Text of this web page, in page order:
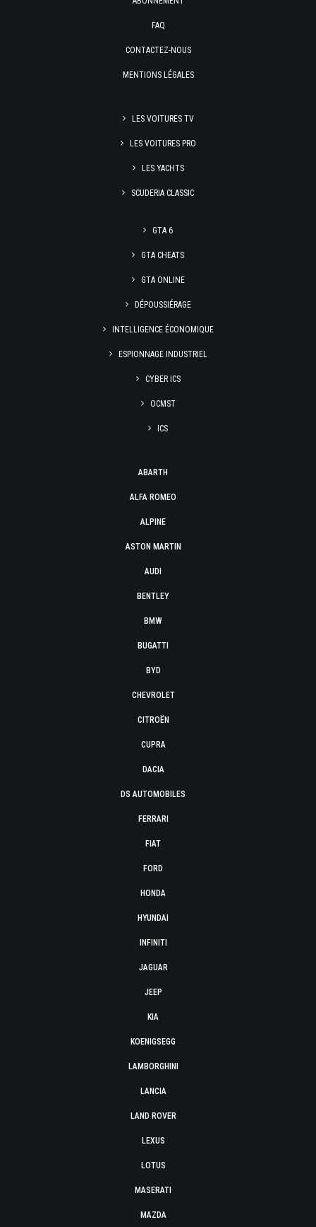
FAQ
CONTACTEZ-NOUS
MENTIONS LÉGALES
LES VOITURES TV
LES VOITURES PRO
LES YACHTS
SCUDERIA CLASSIC
GTA 6
GTA CHEATS
GTA ONLINE
DÉPOUSSIÉRAGE
INTELLIGENCE ÉCONOMIQUE
ESPIONNAGE INDUSTRIEL
CYBER ICS
OCMST
ICS
ABARTH
ALFA ROMEO
ALPINE
ASTON MARTIN
AUDI
BENTLEY
BMW
BUGATTI
BYD
CHEVROLET
CITROËN
CUPRA
DACIA
DS AUTOMOBILES
FERRARI
FIAT
FORD
HONDA
HYUNDAI
INFINITI
JAGUAR
JEEP
KIA
KOENIGSEGG
LAMBORGHINI
LANCIA
LAND ROVER
LEXUS
LOTUS
MASERATI
MAZDA